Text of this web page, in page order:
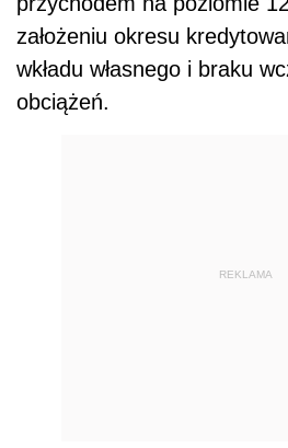
założeniu okresu
wkładu własnego i braku
obciążeń.
REKLAMA